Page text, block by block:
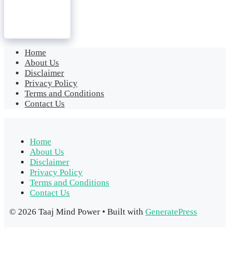
Home
About Us
Disclaimer
Privacy Policy
Terms and Conditions
Contact Us
Home
About Us
Disclaimer
Privacy Policy
Terms and Conditions
Contact Us
© 2026 Taaj Mind Power • Built with GeneratePress